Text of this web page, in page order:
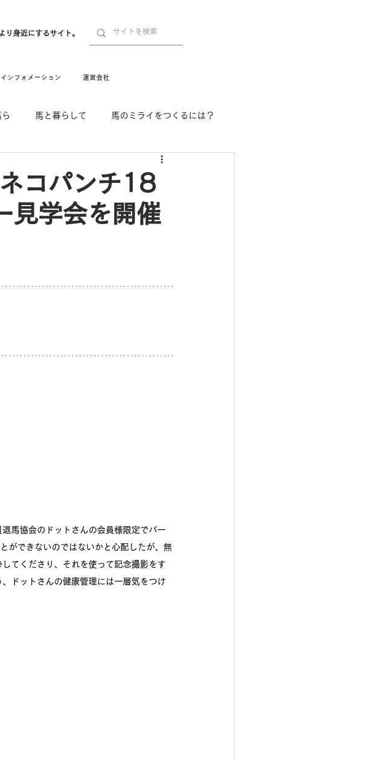
り身近にするサイト。
インフォメーション 運営会社
馬と暮らして 馬のミライをつくるには？
Hit
コパンチ18
見学会を開催
馬協会のドットさんの会員様限定でバー
ができないのではないかと心配したが、無
てくださり、それを使って記念撮影をす
ドットさんの健康管理には一層気をつけ